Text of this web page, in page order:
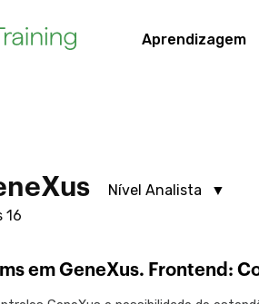
Aprendizagem
16
Nível Analista
em GeneXus. Frontend: